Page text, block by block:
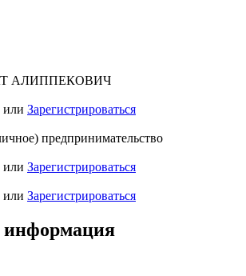
АЛИППЕКОВИЧ
или Зарегистрироваться
предпринимательство
или Зарегистрироваться
или Зарегистрироваться
информация